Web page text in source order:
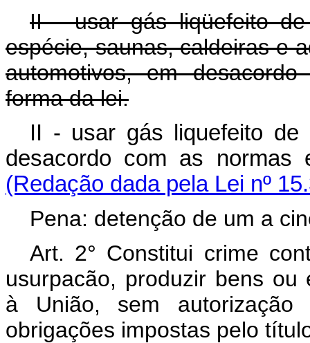
II - usar gás liqüefeito
espécie, saunas, caldeiras e
automotivos, em
forma da lei.
II - usar gás liquefeito de
desacordo com as
(Redação dada pela Lei nº
Pena: detenção de um a
Art. 2° Constitui crime
usurpacão, produzir bens ou
à União, sem
obrigações impostas pelo